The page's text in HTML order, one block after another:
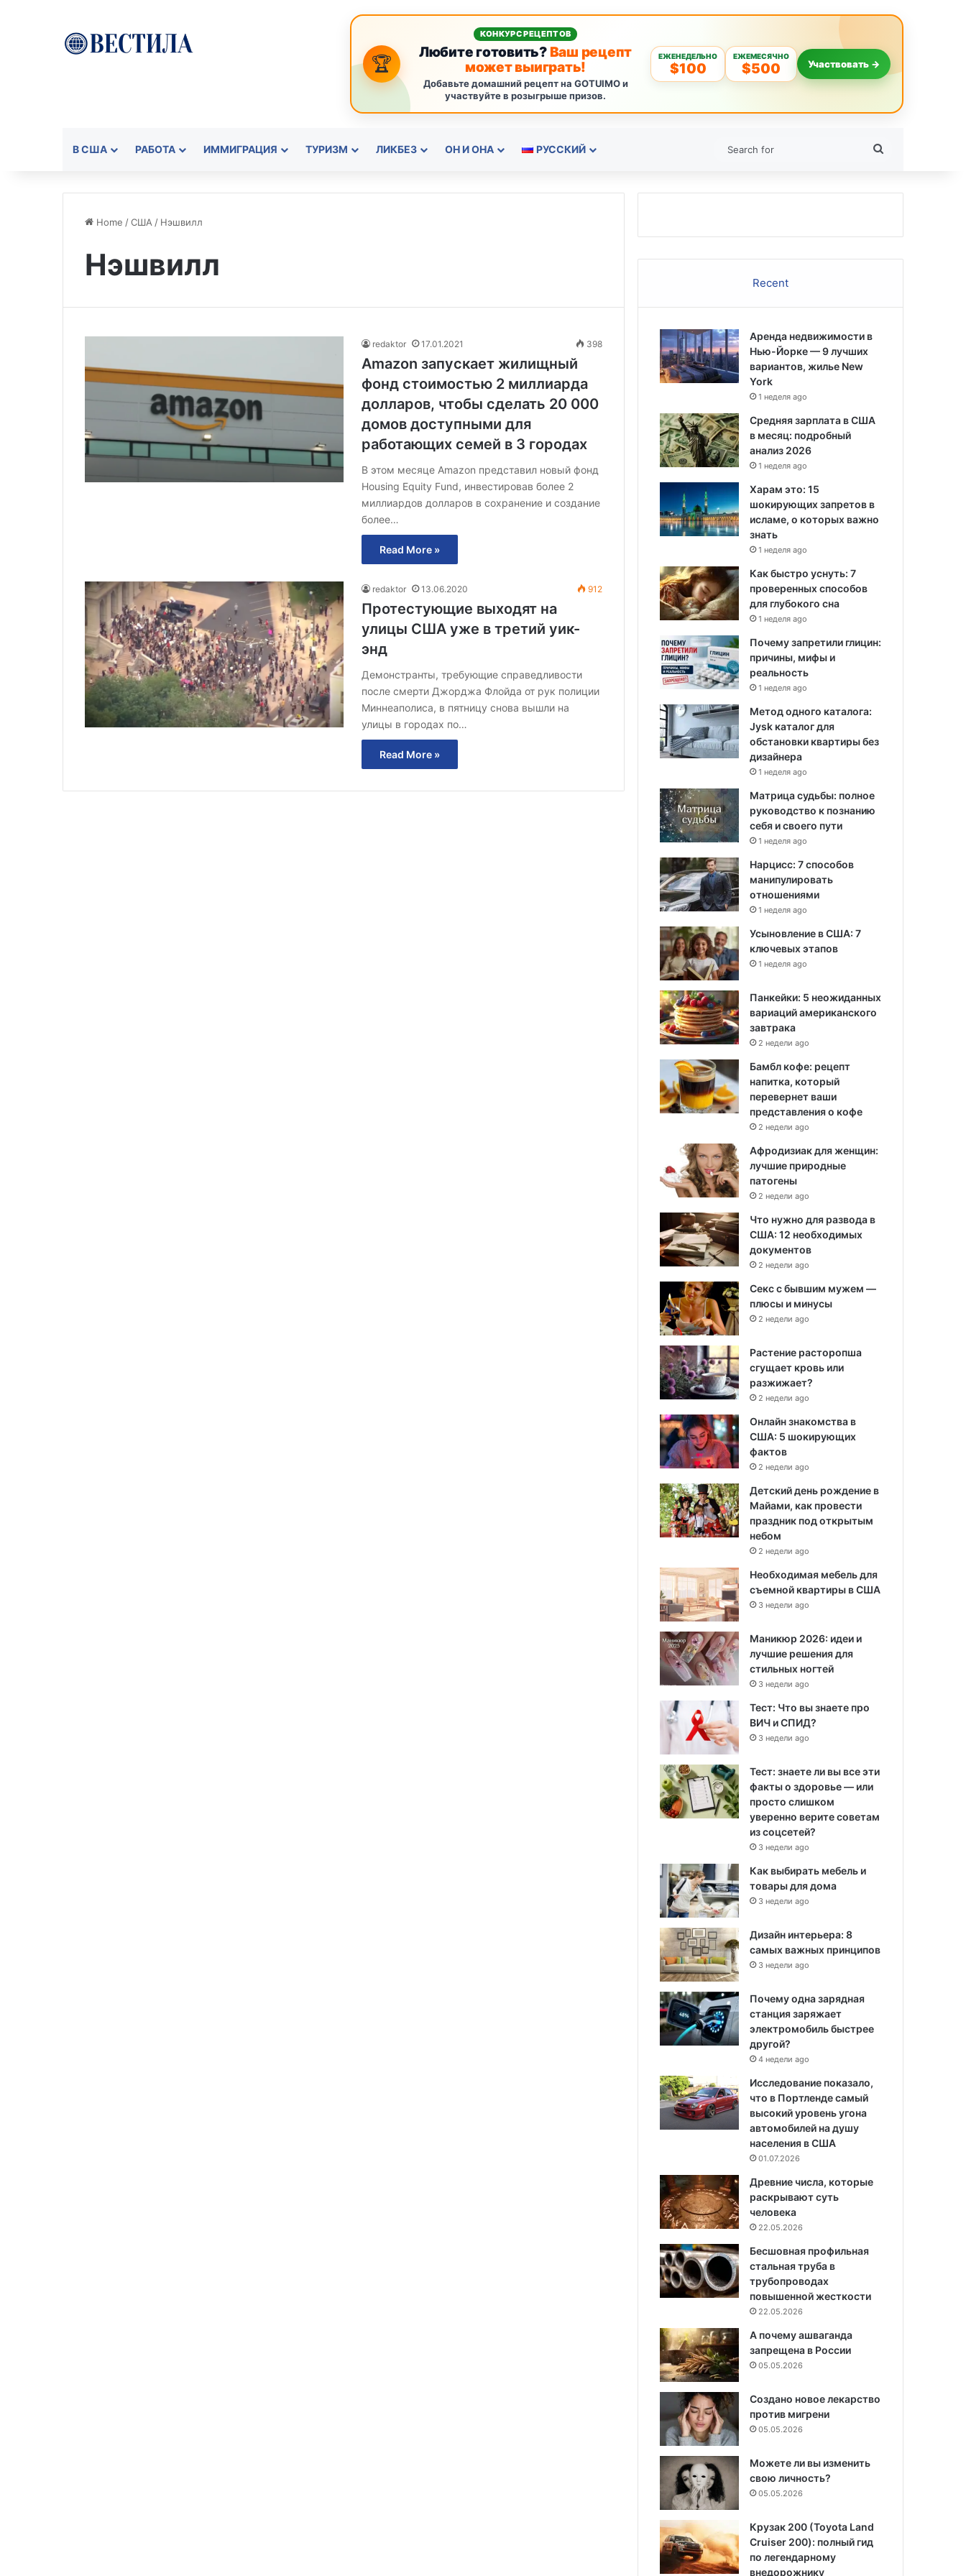
🏆
КОНКУРС РЕЦЕПТОВ
Любите готовить?Ваш рецепт
может выиграть!
Добавьте домашний рецепт на GOTUIMO и
участвуйте в розыгрыше призов.
ЕЖЕНЕДЕЛЬНО
$100
ЕЖЕМЕСЯЧНО
$500 Участвовать →
В США РАБОТА ИММИГРАЦИЯ ТУРИЗМ ЛИКБЕЗ ОН И ОНА РУССКИЙ
Home /США / Нэшвилл
Нэшвилл
redaktor 17.01.2021 398
Amazon запускает жилищный
фонд стоимостью 2 миллиарда
долларов, чтобы сделать 20 000
домов доступными для
работающих семей в 3 городах
В этом месяце Amazon представил новый фонд
Housing Equity Fund, инвестировав более 2
миллиардов долларов в сохранение и создание
более…
Read More »
redaktor 13.06.2020 912
Протестующие выходят на
улицы США уже в третий уик-
энд
Демонстранты, требующие справедливости
после смерти Джорджа Флойда от рук полиции
Миннеаполиса, в пятницу снова вышли на
улицы в городах по…
Read More »
Recent
Аренда недвижимости в
Нью-Йорке — 9 лучших
вариантов, жилье New
York
1 неделя ago
Средняя зарплата в США
в месяц: подробный
анализ 2026
1 неделя ago
Харам это: 15
шокирующих запретов в
исламе, о которых важно
знать
1 неделя ago
Как быстро уснуть: 7
проверенных способов
для глубокого сна
1 неделя ago
Почему запретили глицин:
причины, мифы и
реальность
1 неделя ago
Метод одного каталога:
Jysk каталог для
обстановки квартиры без
дизайнера
1 неделя ago
Матрица судьбы: полное
руководство к познанию
себя и своего пути
1 неделя ago
Нарцисс: 7 способов
манипулировать
отношениями
1 неделя ago
Усыновление в США: 7
ключевых этапов
1 неделя ago
Панкейки: 5 неожиданных
вариаций американского
завтрака
2 недели ago
Бамбл кофе: рецепт
напитка, который
перевернет ваши
представления о кофе
2 недели ago
Афродизиак для женщин:
лучшие природные
патогены
2 недели ago
Что нужно для развода в
США: 12 необходимых
документов
2 недели ago
Секс с бывшим мужем —
плюсы и минусы
2 недели ago
Растение расторопша
сгущает кровь или
разжижает?
2 недели ago
Онлайн знакомства в
США: 5 шокирующих
фактов
2 недели ago
Детский день рождение в
Майами, как провести
праздник под открытым
небом
2 недели ago
Необходимая мебель для
съемной квартиры в США
3 недели ago
Маникюр 2026: идеи и
лучшие решения для
стильных ногтей
3 недели ago
Тест: Что вы знаете про
ВИЧ и СПИД?
3 недели ago
Тест: знаете ли вы все эти
факты о здоровье — или
просто слишком
уверенно верите советам
из соцсетей?
3 недели ago
Как выбирать мебель и
товары для дома
3 недели ago
Дизайн интерьера: 8
самых важных принципов
3 недели ago
Почему одна зарядная
станция заряжает
электромобиль быстрее
другой?
4 недели ago
Исследование показало,
что в Портленде самый
высокий уровень угона
автомобилей на душу
населения в США
01.07.2026
Древние числа, которые
раскрывают суть
человека
22.05.2026
Бесшовная профильная
стальная труба в
трубопроводах
повышенной жесткости
22.05.2026
А почему ашваганда
запрещена в России
05.05.2026
Создано новое лекарство
против мигрени
05.05.2026
Можете ли вы изменить
свою личность?
05.05.2026
Крузак 200 (Toyota Land
Cruiser 200): полный гид
по легендарному
внедорожнику